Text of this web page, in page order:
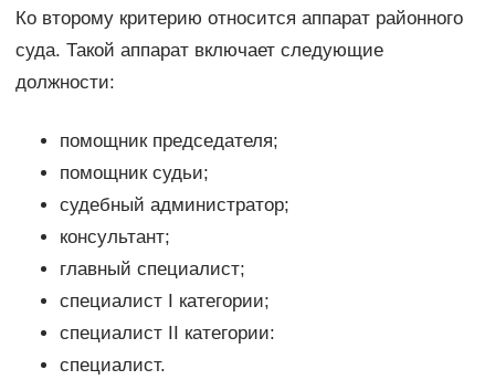
Ко второму критерию относится аппарат районного
суда. Такой аппарат включает следующие
должности:
помощник председателя;
помощник судьи;
судебный администратор;
консультант;
главный специалист;
специалист І категории;
специалист ІІ категории:
специалист.